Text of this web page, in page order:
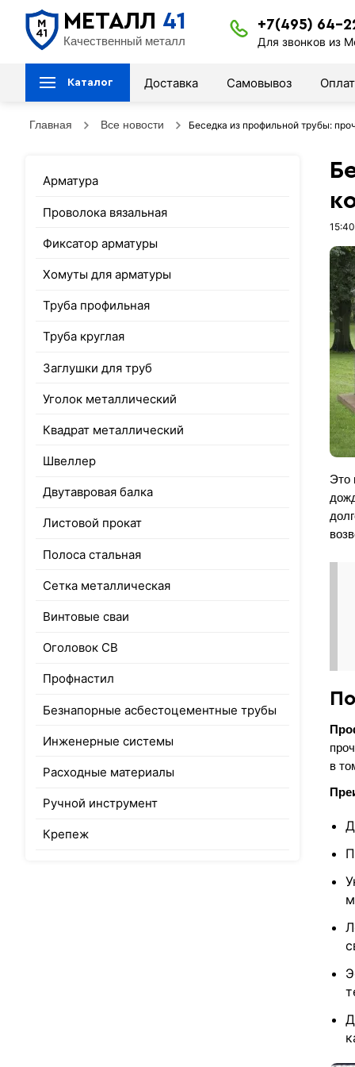
МЕТАЛЛ 41
Качественный металл
+7(495) 64-
Для звонков из
Каталог Доставка Самовывоз
Главная Все новости Беседка из профильной трубы:
Арматура
Проволока вязальная
Фиксатор арматуры
Хомуты для арматуры
Труба профильная
Труба круглая
Заглушки для труб
Уголок металлический
Квадрат металлический
Швеллер
Двутавровая балка
Листовой прокат
Полоса стальная
Сетка металлическая
Винтовые сваи
Оголовок СВ
Профнастил
Безнапорные асбестоцементные трубы
Инженерные системы
Расходные материалы
Ручной инструмент
Крепеж
Это
в